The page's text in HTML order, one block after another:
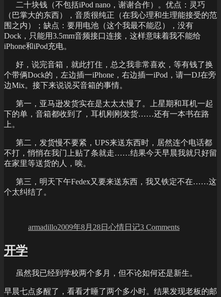
二十块钱（不包括iPod nano，谢谢合作）。优点：灵巧
（巴掌大的东西），音质很纯正（在我心理和生理能接受的范
围之内）；缺点：要用电池（这个我最不能忍），没有
Dock，只能用3.5mm音频接口连接，这样意味着我不能给
iPhone和iPod充电。
好，说完音箱，就此打住，总之我非常喜欢，等有钱了换
个带俩Dock的，左边插一iPhone，右边插一iPod，请一DJ在旁
边Mix。接下来说说买音箱的事情。
第一，亚马逊发货实在是太太太慢了。上星期和耳机一起
下的单，音箱都收到了，耳机刚刚发货……还有一本书在路
上。
第二，发货慢不要紧，UPS来送东西时，居然连个电话都
不打，悄悄在我门上贴了条就走……结果今天早晨我就只好留
在家里等送货的人，唉。
第三，明天下午Fedex又要来送东西，我又铁定不在……这
个太纠结了。
armadillo2009年8月28日 心情日记3 Comments题
开学
虽然我已经到学校两个多月，但不论如何还是新生。
早晨七点多醒了，看看才睡了两个多小时。结果发现老板的邮